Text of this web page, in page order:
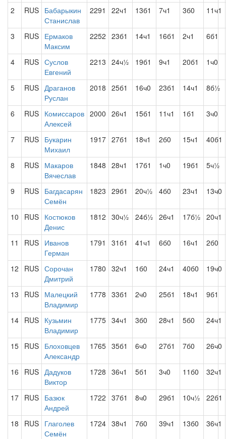
2 RUS Бабарыкин
Станислав
2291 22ч1 13б1 7ч1 3б0 11ч1
3 RUS Ермаков
Максим
2252 23б1 14ч1 16б1 2ч1 6б1
4 RUS Суслов
Евгений
2213 24ч½ 19б1 9ч1 20б1 1ч0
5 RUS Драганов
Руслан
2018 25б1 16ч0 23б1 14ч1 8б½
6 RUS Комиссаров
Алексей
2000 26ч1 15б1 11ч1 1б1 3ч0
7 RUS Букарин
Михаил
1917 27б1 18ч1 2б0 15ч1 40б1
8 RUS Макаров
Вячеслав
1848 28ч1 17б1 1ч0 19б1 5ч½
9 RUS Багдасарян
Семён
1823 29б1 20ч½ 4б0 23ч1 13ч0
10 RUS Костюков
Денис
1812 30ч½ 24б½ 26ч1 17б½ 20ч1
11 RUS Иванов
Герман
1791 31б1 41ч1 6б0 16ч1 2б0
12 RUS Сорочан
Дмитрий
1780 32ч1 1б0 24ч1 40б0 19ч0
13 RUS Малецкий
Владимир
1778 33б1 2ч0 25б1 18ч1 9б1
14 RUS Кузьмин
Владимир
1775 34ч1 3б0 28ч1 5б0 24ч1
15 RUS Блоховцев
Александр
1765 35б1 6ч0 27б1 7б0 26ч0
16 RUS Дадуков
Виктор
1728 36ч1 5б1 3ч0 11б0 32ч1
17 RUS Базюк
Андрей
1722 37б1 8ч0 29б1 10ч½ 22б1
18 RUS Глаголев
Семён
1724 38ч1 7б0 39ч1 13б0 36ч1